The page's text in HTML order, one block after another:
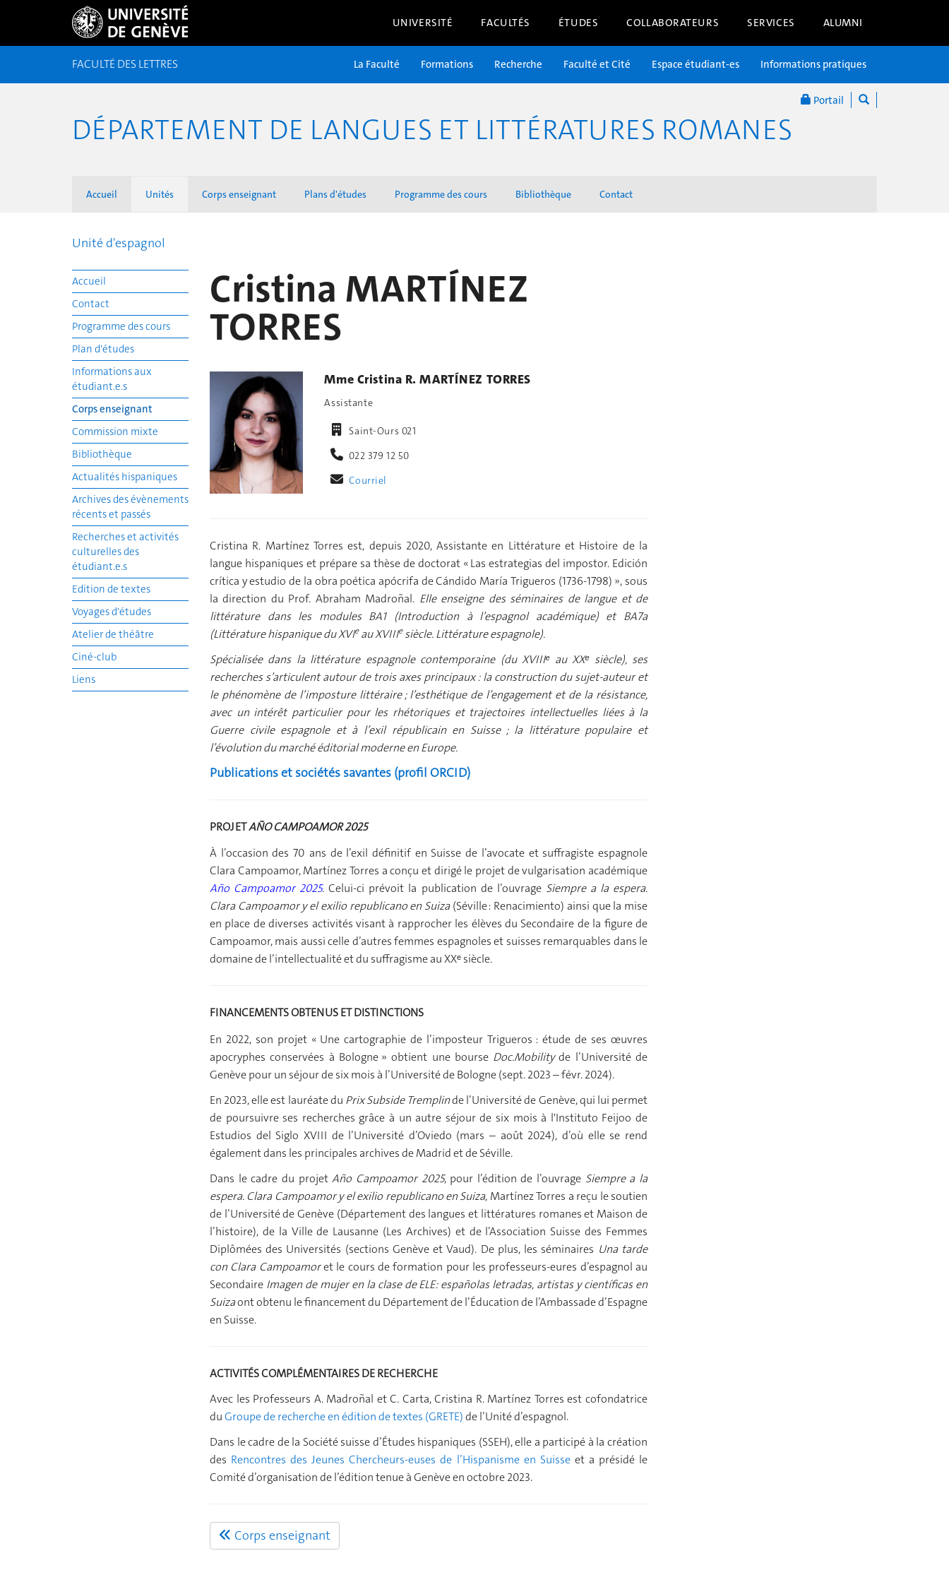
UNIVERSITÉ FACULTÉS ÉTUDES COLLABORATEURS SERVICES ALUMNI
Portail
FACULTÉ DES LETTRES La Faculté Formations Recherche Faculté et Cité Espace étudiant-es Informations pratiques
DÉPARTEMENT DE LANGUES ET LITTÉRATURES ROMANES
Accueil Unités Corps enseignant Plans d'études Programme des cours Bibliothèque Contact
Unité d'espagnol
Accueil
Contact
Programme des cours
Plan d'études
Informations aux
étudiant.e.s
Corps enseignant
Commission mixte
Bibliothèque
Actualités hispaniques
Archives des évènements
récents et passés
Recherches et activités
culturelles des
étudiant.e.s
Edition de textes
Voyages d'études
Atelier de théâtre
Ciné-club
Liens
Cristina MARTÍNEZ
TORRES
Mme Cristina R. MARTÍNEZ TORRES
Assistante
Saint-Ours 021
022 379 12 50
Courriel
Cristina R. Martínez Torres est, depuis 2020, Assistante en Littérature et Histoire de la
langue hispaniques et prépare sa thèse de doctorat « Las estrategias del impostor. Edición
crítica y estudio de la obra poética apócrifa de Cándido María Trigueros (1736-1798) », sous
la direction du Prof. Abraham Madroñal. Elle enseigne des séminaires de langue et de
littérature dans les modules BA1 (Introduction à l’espagnol académique) et BA7a
(Littérature hispanique du XVIe au XVIIIe siècle. Littérature espagnole).
Spécialisée dans la littérature espagnole contemporaine (du XVIIIᵉ au XXᵉ siècle), ses
recherches s’articulent autour de trois axes principaux : la construction du sujet-auteur et
le phénomène de l’imposture littéraire ; l’esthétique de l’engagement et de la résistance,
avec un intérêt particulier pour les rhétoriques et trajectoires intellectuelles liées à la
Guerre civile espagnole et à l’exil républicain en Suisse ; la littérature populaire et
l’évolution du marché éditorial moderne en Europe.
Publications et sociétés savantes (profil ORCID)
PROJETAÑO CAMPOAMOR 2025
À l’occasion des 70 ans de l’exil définitif en Suisse de l’avocate et suffragiste espagnole
Clara Campoamor, Martínez Torres a conçu et dirigé le projet de vulgarisation académique
Año Campoamor 2025. Celui-ci prévoit la publication de l’ouvrage Siempre a la espera.
Clara Campoamor y el exilio republicano en Suiza(Séville : Renacimiento) ainsi que la mise
en place de diverses activités visant à rapprocher les élèves du Secondaire de la figure de
Campoamor, mais aussi celle d’autres femmes espagnoles et suisses remarquables dans le
domaine de l’intellectualité et du suffragisme au XXᵉ siècle.
FINANCEMENTS OBTENUS ET DISTINCTIONS
En 2022, son projet « Une cartographie de l’imposteur Trigueros : étude de ses œuvres
apocryphes conservées à Bologne » obtient une bourse Doc.Mobility de l’Université de
Genève pour un séjour de six mois à l’Université de Bologne (sept. 2023 – févr. 2024).
En 2023, elle est lauréate du Prix Subside Tremplinde l’Université de Genève, qui lui permet
de poursuivre ses recherches grâce à un autre séjour de six mois à l'Instituto Feijoo de
Estudios del Siglo XVIII de l’Université d’Oviedo (mars – août 2024), d’où elle se rend
également dans les principales archives de Madrid et de Séville.
Dans le cadre du projetAño Campoamor 2025, pour l’édition de l’ouvrage Siempre a la
espera. Clara Campoamor y el exilio republicano en Suiza, Martínez Torres a reçu le soutien
de l’Université de Genève (Département des langues et littératures romanes et Maison de
l’histoire), de la Ville de Lausanne (Les Archives) et de l’Association Suisse des Femmes
Diplômées des Universités (sections Genève et Vaud). De plus, les séminaires Una tarde
con Clara Campoamoret le cours de formation pour les professeurs-eures d’espagnol au
Secondaire Imagen de mujer en la clase de ELE: españolas letradas, artistas y científicas en
Suizaont obtenu le financement du Département de l’Éducation de l’Ambassade d’Espagne
en Suisse.
ACTIVITÉS COMPLÉMENTAIRES DE RECHERCHE
Avec les Professeurs A. Madroñal et C. Carta, Cristina R. Martínez Torres est cofondatrice
duGroupe de recherche en édition de textes (GRETE)de l’Unité d’espagnol.
Dans le cadre de la Société suisse d’Études hispaniques (SSEH), elle a participé à la création
des Rencontres des Jeunes Chercheurs-euses de l’Hispanisme en Suisse et a présidé le
Comité d’organisation de l’édition tenue à Genève en octobre 2023.
Corps enseignant